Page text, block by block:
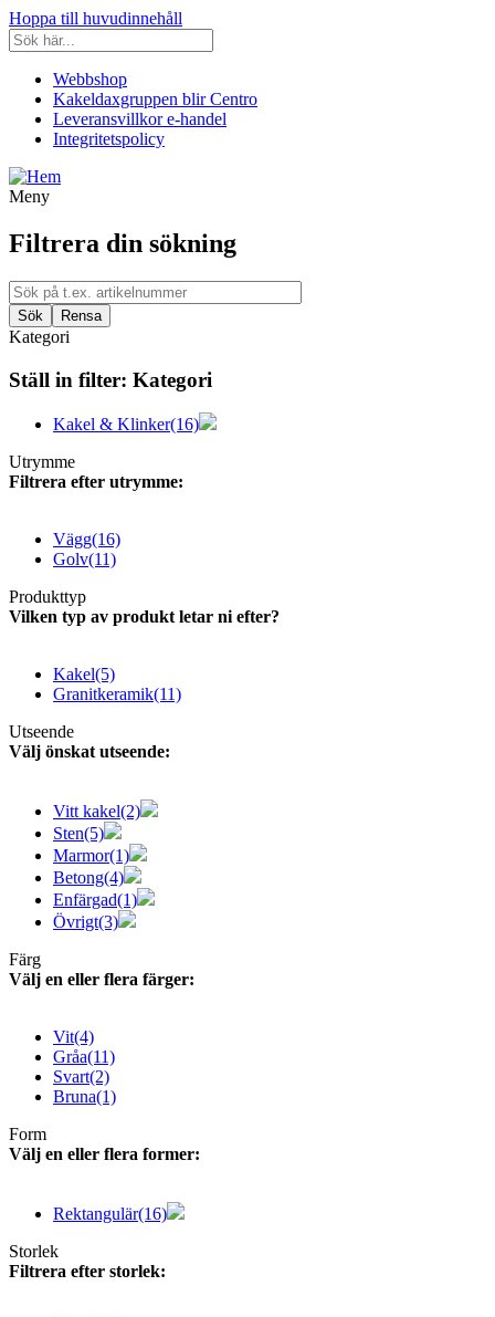
Hoppa till huvudinnehåll
Webbshop
Kakeldaxgruppen blir Centro
Leveransvillkor e-handel
Integritetspolicy
Meny
Filtrera din sökning
Kategori
Ställ in filter: Kategori
Kakel & Klinker(16)
Utrymme
Filtrera efter utrymme:
Vägg(16)
Golv(11)
Produkttyp
Vilken typ av produkt letar ni efter?
Kakel(5)
Granitkeramik(11)
Utseende
Välj önskat utseende:
Vitt kakel(2)
Sten(5)
Marmor(1)
Betong(4)
Enfärgad(1)
Övrigt(3)
Färg
Välj en eller flera färger:
Vit(4)
Gråa(11)
Svart(2)
Bruna(1)
Form
Välj en eller flera former:
Rektangulär(16)
Storlek
Filtrera efter storlek: